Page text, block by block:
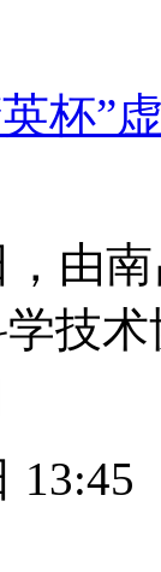
杯”
由
技
13:45